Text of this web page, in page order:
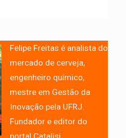
Felipe Freitas é analista do
mercado de cerveja,
engenheiro químico,
mestre em Gestão da
Inovação pela UFRJ.
Fundador e editor do
portal Catalisi.